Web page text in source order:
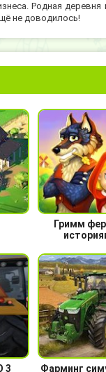
Родная
не доводилось!
Гримм
3
Фарминг